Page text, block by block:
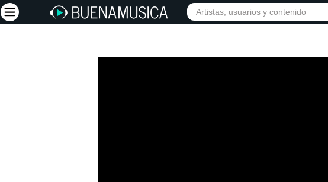
INICIO